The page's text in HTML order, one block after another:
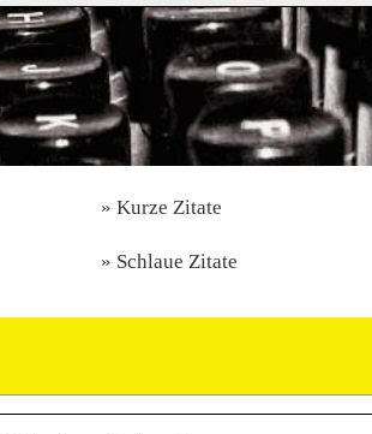
Kurze Zitate
Schlaue Zitate